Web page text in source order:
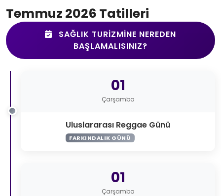
Temmuz 2026 Tatilleri
SAĞLIK TURIZMINE NEREDEN
BAŞLAMALISINIZ?
01
Çarşamba
Uluslararası Reggae Günü
FARKINDALIK GÜNÜ
01
Çarşamba